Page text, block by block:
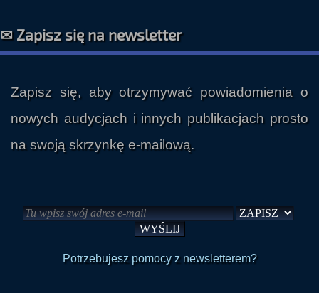
✉ Zapisz się na newsletter
Zapisz się, aby otrzymywać powiadomienia o
nowych audycjach i innych publikacjach prosto
na swoją skrzynkę e-mailową.
Potrzebujesz pomocy z newsletterem?